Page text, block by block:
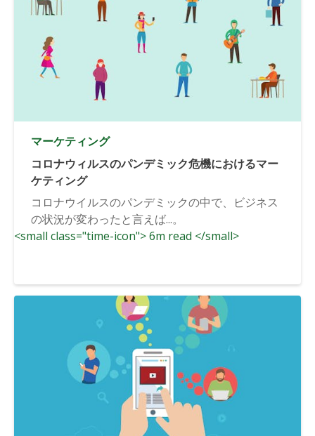
マーケティング
コロナウィルスのパンデミック危機におけるマー
ケティング
コロナウイルスのパンデミックの中で、ビジネス
の状況が変わったと言えば...。
<small class="time-icon"> 6m read </small>